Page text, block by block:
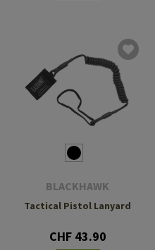
BLACKHAWK
Tactical Pistol Lanyard
CHF 43.90